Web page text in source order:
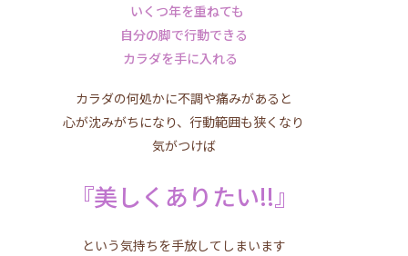
いくつ年を重ねても
自分の脚で行動できる
カラダを手に入れる
カラダの何処かに不調や痛みがあると
心が沈みがちになり、行動範囲も狭くなり
気がつけば
『美しくありたい!!』
という気持ちを手放してしまいます